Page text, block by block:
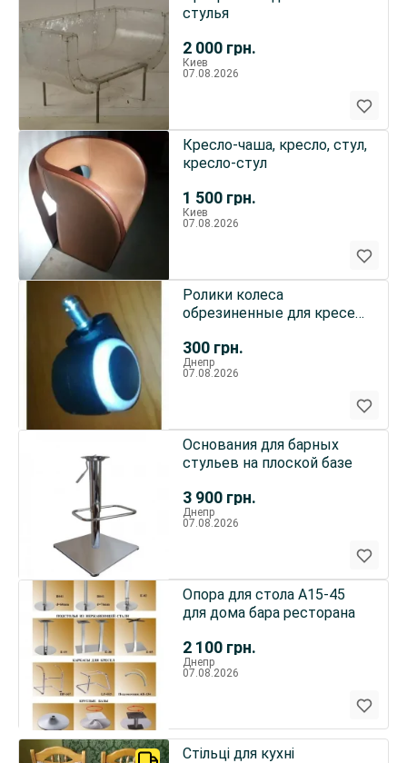
2 000 грн.
стулья
Киев
07.08.2026
1 500 грн.
Кресло-чаша, кресло, стул,
кресло-стул
Киев
07.08.2026
300 грн.
Ролики колеса
обрезиненные для кресел
Днепр
07.08.2026
3 900 грн.
Основания для барных
стульев на плоской базе
Днепр
07.08.2026
2 100 грн.
Опора для стола А15-45
для дома бара ресторана
Днепр
07.08.2026
Стільці для кухні